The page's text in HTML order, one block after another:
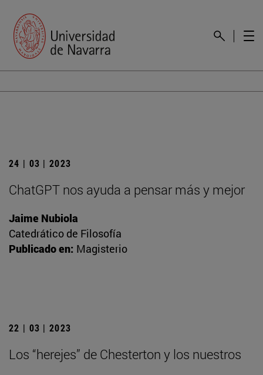
24 | 03 | 2023
ChatGPT nos ayuda a pensar más y mejor
Jaime Nubiola
Catedrático de Filosofía
Publicado en: Magisterio
22 | 03 | 2023
Los “herejes” de Chesterton y los nuestros